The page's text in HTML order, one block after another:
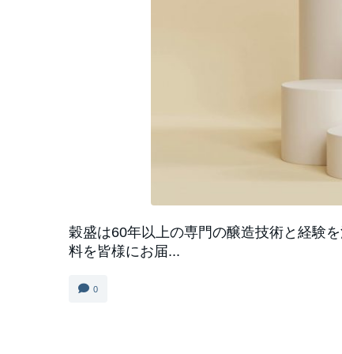
穀盛は60年以上の専門の醸造技術と経験
料を皆様にお届...
0